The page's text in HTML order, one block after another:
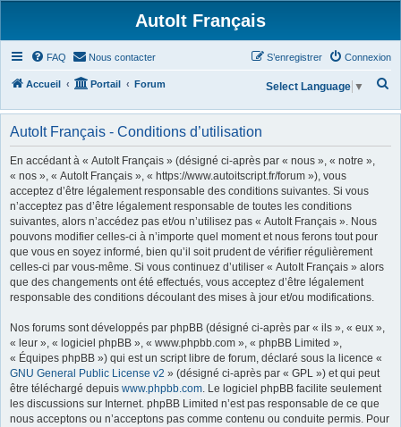
AutoIt Français
FAQ Nous contacter Connexion
S’enregistrer
Accueil Portail Forum
h
Select Language ▼
AutoIt Français - Conditions d’utilisation
En accédant à « AutoIt Français » (désigné ci-après par « nous », « notre »,
« nos », « AutoIt Français », « https://www.autoitscript.fr/forum »), vous
acceptez d’être légalement responsable des conditions suivantes. Si vous
n’acceptez pas d’être légalement responsable de toutes les conditions
suivantes, alors n’accédez pas et/ou n’utilisez pas « AutoIt Français ». Nous
pouvons modifier celles-ci à n’importe quel moment et nous ferons tout pour
que vous en soyez informé, bien qu’il soit prudent de vérifier régulièrement
celles-ci par vous-même. Si vous continuez d’utiliser « AutoIt Français » alors
que des changements ont été effectués, vous acceptez d’être légalement
responsable des conditions découlant des mises à jour et/ou modifications.
Nos forums sont développés par phpBB (désigné ci-après par « ils », « eux »,
« leur », « logiciel phpBB », « www.phpbb.com », « phpBB Limited »,
« Équipes phpBB ») qui est un script libre de forum, déclaré sous la licence «
GNU General Public License v2 » (désigné ci-après par « GPL ») et qui peut
être téléchargé depuis www.phpbb.com. Le logiciel phpBB facilite seulement
les discussions sur Internet. phpBB Limited n’est pas responsable de ce que
nous acceptons ou n’acceptons pas comme contenu ou conduite permis. Pour